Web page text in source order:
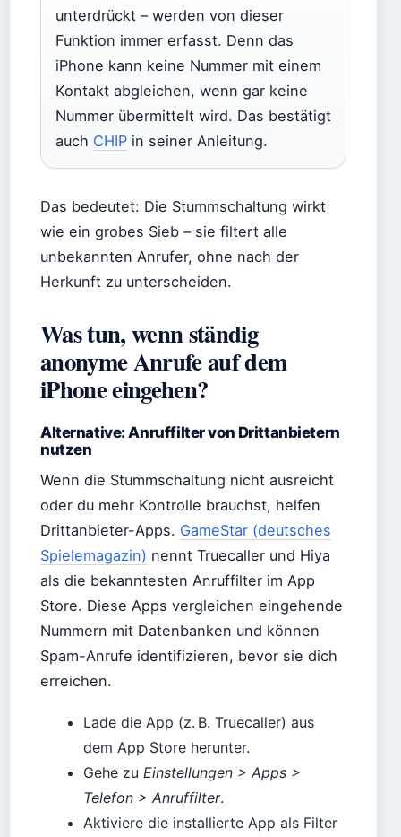
unterdrückt – werden von dieser
Funktion immer erfasst. Denn das
iPhone kann keine Nummer mit einem
Kontakt abgleichen, wenn gar keine
Nummer übermittelt wird. Das bestätigt
auch CHIP in seiner Anleitung.
Das bedeutet: Die Stummschaltung wirkt
wie ein grobes Sieb – sie filtert alle
unbekannten Anrufer, ohne nach der
Herkunft zu unterscheiden.
Was tun, wenn ständig
anonyme Anrufe auf dem
iPhone eingehen?
Alternative: Anruffilter von Drittanbietern
nutzen
Wenn die Stummschaltung nicht ausreicht
oder du mehr Kontrolle brauchst, helfen
Drittanbieter-Apps. GameStar (deutsches
Spielemagazin) nennt Truecaller und Hiya
als die bekanntesten Anruffilter im App
Store. Diese Apps vergleichen eingehende
Nummern mit Datenbanken und können
Spam-Anrufe identifizieren, bevor sie dich
erreichen.
Lade die App (z. B. Truecaller) aus
dem App Store herunter.
Gehe zu Einstellungen > Apps >
Telefon > Anruffilter.
Aktiviere die installierte App als Filter